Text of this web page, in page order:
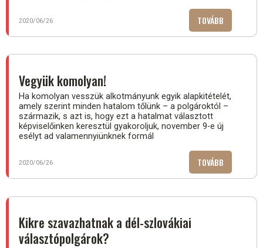
2020/06/26 TOVÁBB
MÁSODIK
Vegyük komolyan!
Ha komolyan vesszük alkotmányunk egyik alapkitételét,
amely szerint minden hatalom tőlünk – a polgároktól –
származik, s azt is, hogy ezt a hatalmat választott
képviselőinken keresztül gyakoroljuk, november 9-e új
esélyt ad valamennyiünknek formál
2020/06/26 TOVÁBB
KOMOLYAN!)
Kikre szavazhatnak a dél-szlovákiai
választópolgárok?